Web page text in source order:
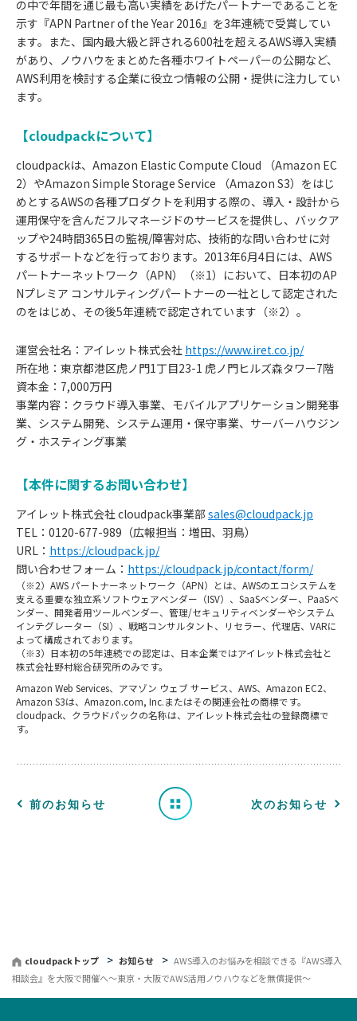
の中で年間を通じ最も高い実績をあげたパートナーであることを
示す『APN Partner of the Year 2016』を3年連続で受賞してい
ます。また、国内最大級と評される600社を超えるAWS導入実績
があり、ノウハウをまとめた各種ホワイトペーパーの公開など、
AWS利用を検討する企業に役立つ情報の公開・提供に注力してい
ます。
【cloudpackについて】
cloudpackは、Amazon Elastic Compute Cloud （Amazon EC
2）やAmazon Simple Storage Service （Amazon S3）をはじ
めとするAWSの各種プロダクトを利用する際の、導入・設計から
運用保守を含んだフルマネージドのサービスを提供し、バックア
ップや24時間365日の監視/障害対応、技術的な問い合わせに対
するサポートなどを行っております。2013年6月4日には、AWS
パートナーネットワーク（APN）（※1）において、日本初のAP
Nプレミア コンサルティングパートナーの一社として認定された
のをはじめ、その後5年連続で認定されています（※2）。
運営会社名：アイレット株式会社 https://www.iret.co.jp/
所在地：東京都港区虎ノ門1丁目23-1 虎ノ門ヒルズ森タワー7階
資本金：7,000万円
事業内容：クラウド導入事業、モバイルアプリケーション開発事
業、システム開発、システム運用・保守事業、サーバーハウジン
グ・ホスティング事業
【本件に関するお問い合わせ】
アイレット株式会社 cloudpack事業部 sales@cloudpack.jp
TEL：0120-677-989（広報担当：増田、羽鳥）
URL： https://cloudpack.jp/
問い合わせフォーム： https://cloudpack.jp/contact/form/
（※2）AWS パートナーネットワーク（APN）とは、AWSのエコシステムを
支える重要な独立系ソフトウェアベンダー（ISV）、SaaSベンダー、PaaSベ
ンダー、開発者用ツールベンダー、管理/セキュリティベンダーやシステム
インテグレーター（SI）、戦略コンサルタント、リセラー、代理店、VARに
よって構成されております。
（※3）日本初の5年連続での認定は、日本企業ではアイレット株式会社と
株式会社野村総合研究所のみです。
Amazon Web Services、アマゾン ウェブ サービス、AWS、Amazon EC2、
Amazon S3は、Amazon.com, Inc.またはその関連会社の商標です。
cloudpack、クラウドパックの名称は、アイレット株式会社の登録商標で
す。
前のお知らせ
知
せ
一 次のお知らせ
cloudpackトップ お知らせ
AWS導入のお悩みを相談できる『AWS導入
相談会』を大阪で開催へ〜東京・大阪でAWS活用ノウハウなどを無償提供〜